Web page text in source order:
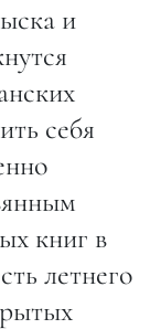
и
себя
книг в
летнего